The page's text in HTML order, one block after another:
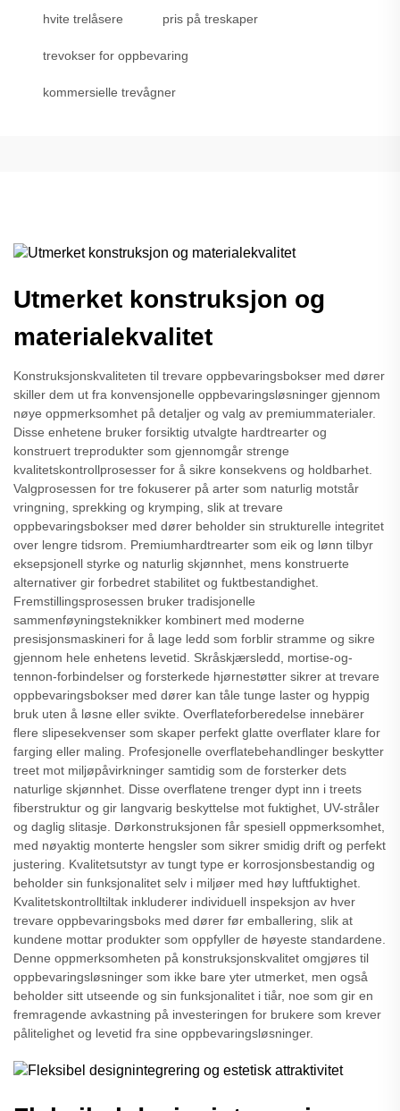
hvite trelåsere pris på treskaper
trevokser for oppbevaring
kommersielle trevågner
Utmerket konstruksjon og
materialekvalitet
Konstruksjonskvaliteten til trevare oppbevaringsbokser med dører
skiller dem ut fra konvensjonelle oppbevaringsløsninger gjennom
nøye oppmerksomhet på detaljer og valg av premiummaterialer.
Disse enhetene bruker forsiktig utvalgte hardtrearter og
konstruert treprodukter som gjennomgår strenge
kvalitetskontrollprosesser for å sikre konsekvens og holdbarhet.
Valgprosessen for tre fokuserer på arter som naturlig motstår
vringning, sprekking og krymping, slik at trevare
oppbevaringsbokser med dører beholder sin strukturelle integritet
over lengre tidsrom. Premiumhardtrearter som eik og lønn tilbyr
eksepsjonell styrke og naturlig skjønnhet, mens konstruerte
alternativer gir forbedret stabilitet og fuktbestandighet.
Fremstillingsprosessen bruker tradisjonelle
sammenføyningsteknikker kombinert med moderne
presisjonsmaskineri for å lage ledd som forblir stramme og sikre
gjennom hele enhetens levetid. Skråskjærsledd, mortise-og-
tennon-forbindelser og forsterkede hjørnestøtter sikrer at trevare
oppbevaringsbokser med dører kan tåle tunge laster og hyppig
bruk uten å løsne eller svikte. Overflateforberedelse innebärer
flere slipesekvenser som skaper perfekt glatte overflater klare for
farging eller maling. Profesjonelle overflatebehandlinger beskytter
treet mot miljøpåvirkninger samtidig som de forsterker dets
naturlige skjønnhet. Disse overflatene trenger dypt inn i treets
fiberstruktur og gir langvarig beskyttelse mot fuktighet, UV-stråler
og daglig slitasje. Dørkonstruksjonen får spesiell oppmerksomhet,
med nøyaktig monterte hengsler som sikrer smidig drift og perfekt
justering. Kvalitetsutstyr av tungt type er korrosjonsbestandig og
beholder sin funksjonalitet selv i miljøer med høy luftfuktighet.
Kvalitetskontrolltiltak inkluderer individuell inspeksjon av hver
trevare oppbevaringsboks med dører før emballering, slik at
kundene mottar produkter som oppfyller de høyeste standardene.
Denne oppmerksomheten på konstruksjonskvalitet omgjøres til
oppbevaringsløsninger som ikke bare yter utmerket, men også
beholder sitt utseende og sin funksjonalitet i tiår, noe som gir en
fremragende avkastning på investeringen for brukere som krever
pålitelighet og levetid fra sine oppbevaringsløsninger.